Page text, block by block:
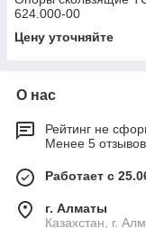
624.000-00
Цену уточняйте
О нас
Рейтинг не
Менее 5
Работает с
г. Алматы
Казахстан, г.